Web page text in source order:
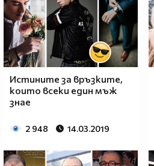
Истините за връзките,
които всеки един мъж
знае
2 948 14.03.2019